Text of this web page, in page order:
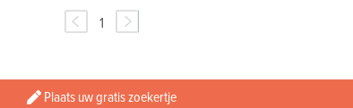
1
Plaats uw gratis zoekertje